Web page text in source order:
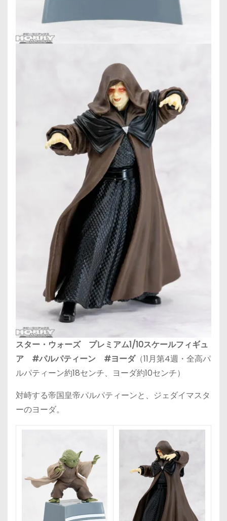
スター・ウォーズ プレミアム1/10スケールフィギュ
ア #パルパティーン #ヨーダ（11月第4週・全高パ
ルパティーン約18センチ、ヨーダ約10センチ）
対峙する帝国皇帝パルパティーンと、ジェダイマスタ
ーのヨーダ。